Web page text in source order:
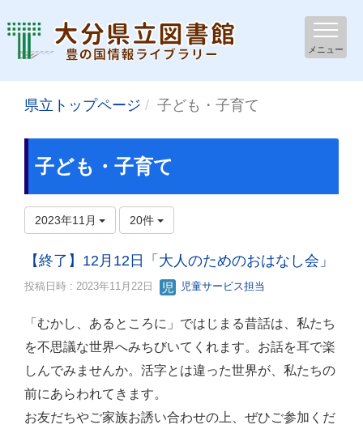
メニュー
県立トップページ 子ども・子育て
子ども・子育て
2023年11月 20件
【終了】12月12日「大人のためのおはなし会」
投稿日時 : 2023年11月22日 児童サービス担当
「むかし、あるところに」ではじまる昔話は、私たち
を不思議な世界へみちびいてくれます。お話を耳で楽
しんでみませんか。活字とは違った世界が、私たちの
前にあらわれてきます。
お友だちやご家族お誘い合わせの上、ぜひご参加くだ